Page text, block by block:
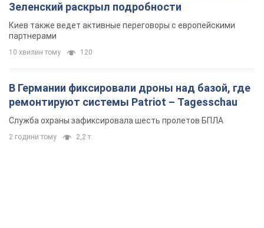
Зеленский раскрыл подробности
Киев также ведет активные переговоры с европейскими
партнерами
10 хвилин тому 120
В Германии фиксировали дроны над базой, где
ремонтируют системы Patriot – Tagesschau
Служба охраны зафиксировала шесть пролетов БПЛА
2 години тому 2,2 т.